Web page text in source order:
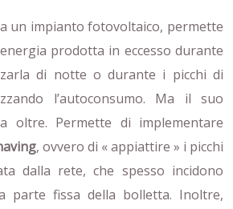
un impianto fotovoltaico, permette
prodotta in eccesso durante
di notte o durante i picchi di
l’autoconsumo. Ma il suo
oltre. Permette di implementare
, ovvero di « appiattire » i picchi
dalla rete, che spesso incidono
parte fissa della bolletta. Inoltre,